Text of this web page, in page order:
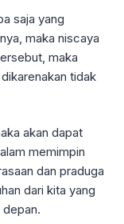
saja yang
maka niscaya
maka
tidak
akan dapat
memimpin
dan praduga
dari kita yang
depan.